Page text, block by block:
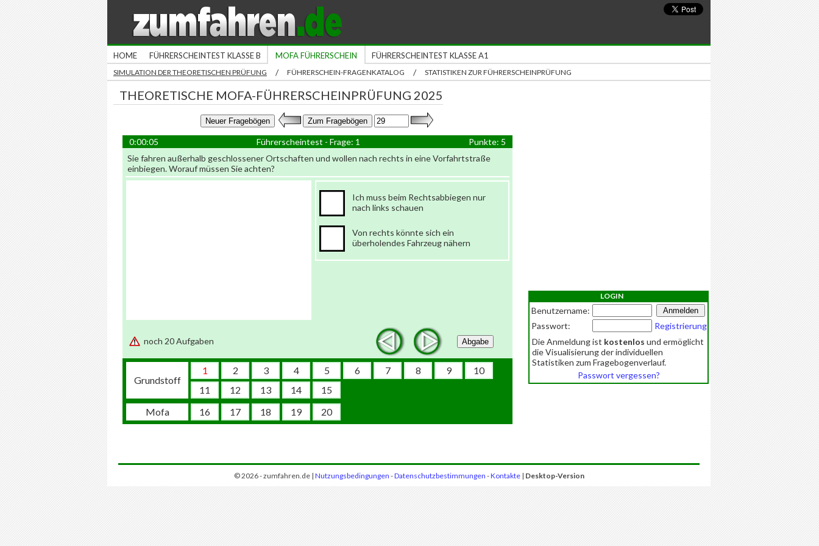
HOME FÜHRERSCHEINTEST KLASSE B MOFA FÜHRERSCHEIN FÜHRERSCHEINTEST KLASSE A1
SIMULATION DER THEORETISCHEN PRÜFUNG / FÜHRERSCHEIN-FRAGENKATALOG / STATISTIKEN ZUR FÜHRERSCHEINPRÜFUNG
THEORETISCHE MOFA-FÜHRERSCHEINPRÜFUNG 2025
0:00:06 Führerscheintest - Frage: 1
Punkte: 5
Sie fahren außerhalb geschlossener Ortschaften und wollen nach rechts in eine Vorfahrtstraße
einbiegen. Worauf müssen Sie achten?
Ich muss beim Rechtsabbiegen nur
nach links schauen
Von rechts könnte sich ein
überholendes Fahrzeug nähern
noch 20 Aufgaben Abgabe
Grundstoff
1 2 3 4 5 6 7 8 9
10
11
12 13 14
15
Mofa
16 17 18 19 20
LOGIN
Benutzername:
Passwort:
Registrierung
Die Anmeldung ist kostenlos und ermöglicht
die Visualisierung der individuellen
Statistiken zum Fragebogenverlauf.
Passwort vergessen?
© 2026 - zumfahren.de | Nutzungsbedingungen -Datenschutzbestimmungen -Kontakte| Desktop-Version